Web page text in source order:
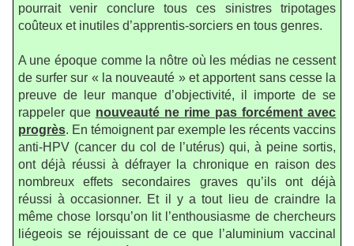
pourrait venir conclure tous ces sinistres tripotages
coûteux et inutiles d’apprentis-sorciers en tous genres.
A une époque comme la nôtre où les médias ne cessent
de surfer sur « la nouveauté » et apportent sans cesse la
preuve de leur manque d’objectivité, il importe de se
rappeler que nouveauté ne rime pas forcément avec
progrès. En témoignent par exemple les récents vaccins
anti-HPV (cancer du col de l’utérus) qui, à peine sortis,
ont déjà réussi à défrayer la chronique en raison des
nombreux effets secondaires graves qu’ils ont déjà
réussi à occasionner. Et il y a tout lieu de craindre la
même chose lorsqu’on lit l’enthousiasme de chercheurs
liégeois se réjouissant de ce que l’aluminium vaccinal